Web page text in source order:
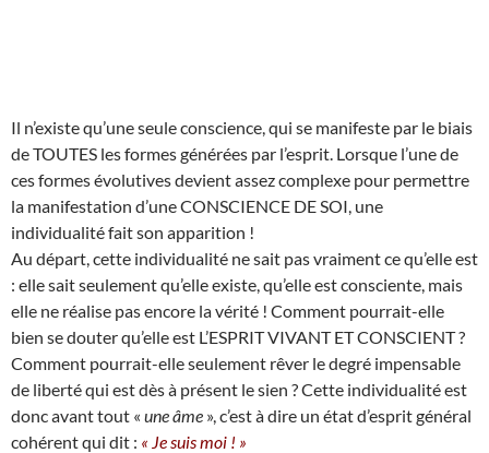
Il n’existe qu’une seule conscience, qui se manifeste par le biais
de TOUTES les formes générées par l’esprit. Lorsque l’une de
ces formes évolutives devient assez complexe pour permettre
la manifestation d’une CONSCIENCE DE SOI, une
individualité fait son apparition !
Au départ, cette individualité ne sait pas vraiment ce qu’elle est
: elle sait seulement qu’elle existe, qu’elle est consciente, mais
elle ne réalise pas encore la vérité ! Comment pourrait-elle
bien se douter qu’elle est L’ESPRIT VIVANT ET CONSCIENT ?
Comment pourrait-elle seulement rêver le degré impensable
de liberté qui est dès à présent le sien ? Cette individualité est
donc avant tout « une âme », c’est à dire un état d’esprit général
cohérent qui dit : « Je suis moi ! »